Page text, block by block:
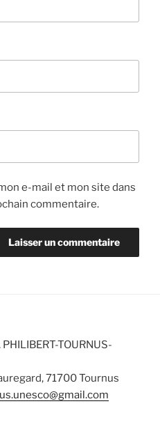
e-mail et mon site dans
commentaire.
TOURNUS-
71700 Tournus